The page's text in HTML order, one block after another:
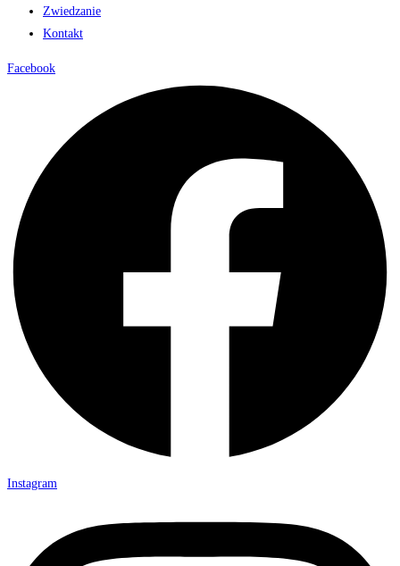
Zwiedzanie
Kontakt
Facebook
Instagram